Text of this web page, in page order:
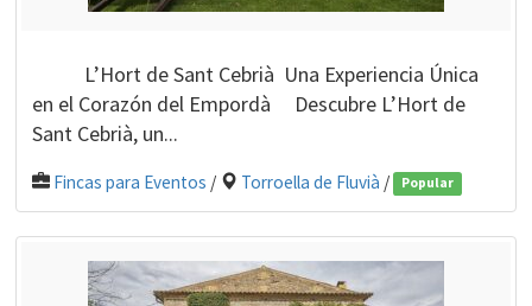
L’Hort de Sant Cebrià Una Experiencia Única
en el Corazón del Empordà Descubre L’Hort de
Sant Cebrià, un...
Fincas para Eventos / Torroella de Fluvià / Popular